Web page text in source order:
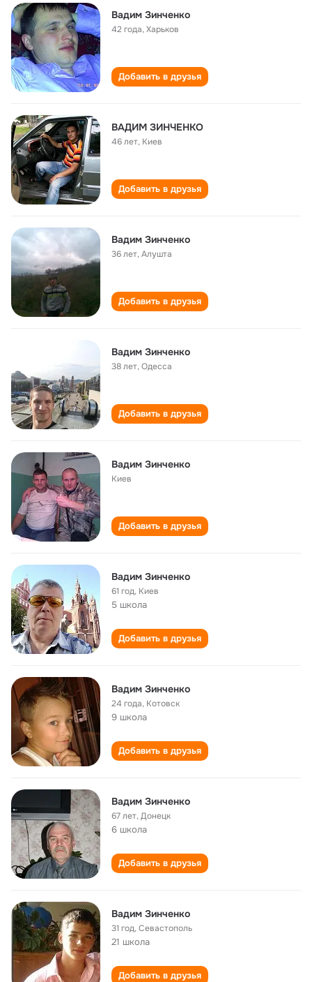
Вадим Зинченко
42 года,Харьков
Добавить в друзья
ВАДИМ ЗИНЧЕНКО
46 лет, Киев
Добавить в друзья
Вадим Зинченко
36 лет,Алушта
Добавить в друзья
Вадим Зинченко
38 лет,Одесса
Добавить в друзья
Вадим Зинченко
Киев
Добавить в друзья
Вадим Зинченко
61 год, Киев
5 школа
Добавить в друзья
Вадим Зинченко
24 года, Котовск
9 школа
Добавить в друзья
Вадим Зинченко
67 лет,Донецк
6 школа
Добавить в друзья
Вадим Зинченко
31 год,Севастополь
21 школа
Добавить в друзья